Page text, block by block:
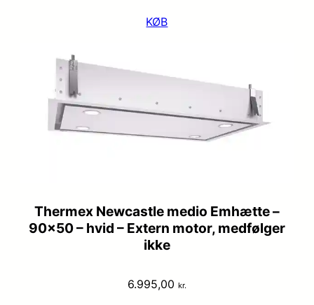
KØB
Thermex Newcastle medio Emhætte –
90×50 – hvid – Extern motor, medfølger
ikke
6.995,00 kr.